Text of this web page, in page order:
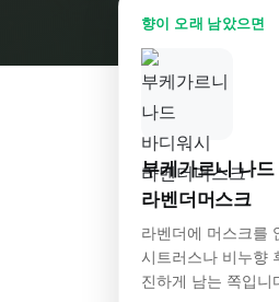
향이 오래 남았으면
부케가르니 나
라벤더머스크
라벤더에 머스크를
시트러스나 비누향
진하게 남는 쪽입니